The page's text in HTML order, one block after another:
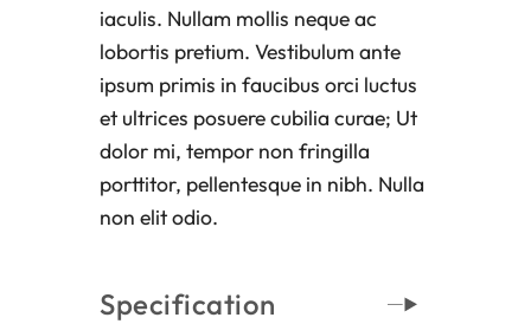
iaculis. Nullam mollis neque ac
lobortis pretium. Vestibulum ante
ipsum primis in faucibus orci luctus
et ultrices posuere cubilia curae; Ut
dolor mi, tempor non fringilla
porttitor, pellentesque in nibh. Nulla
non elit odio.
Specification